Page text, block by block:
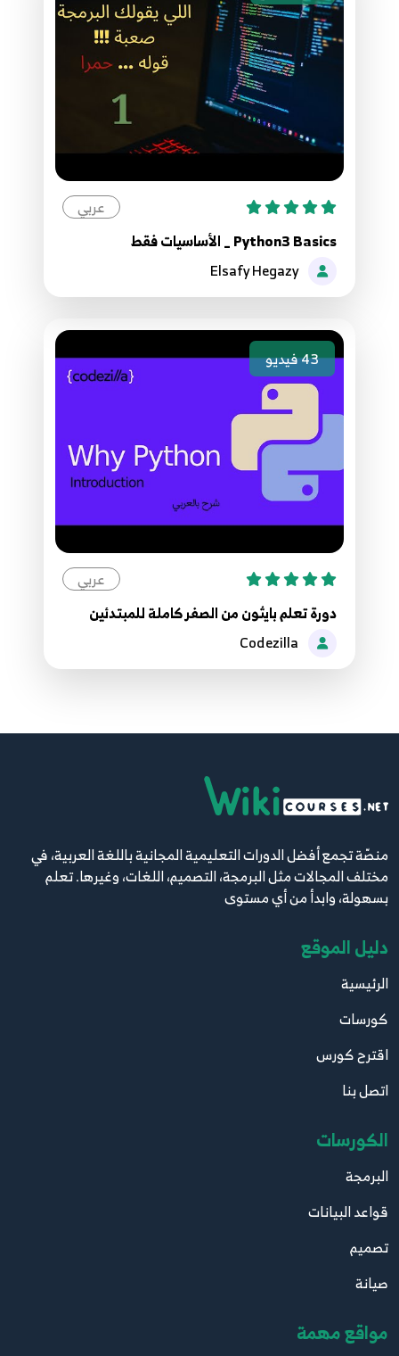
عربي
Python3 Basics _ الأساسيات فقط
Elsafy Hegazy
43فيديو
عربي
دورة تعلم بايثون من الصفر كاملة للمبتدئين
منصّة تجمع أفضل الدورات التعليمية المجانية باللغة العربية، في
مختلف المجالات مثل البرمجة، التصميم، اللغات، وغيرها. تعلم
بسهولة، وابدأ من أي مستوى
دليل الموقع
الرئيسية
كورسات
اقترح كورس
اتصل بنا
الكورسات
البرمجة
قواعد البيانات
تصميم
صيانة
مواقع مهمة